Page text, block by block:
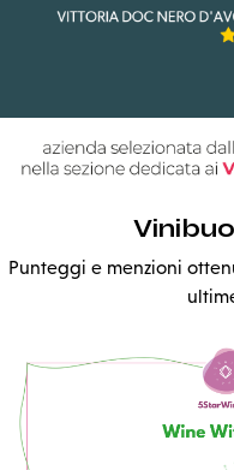
Punteggi e menzioni